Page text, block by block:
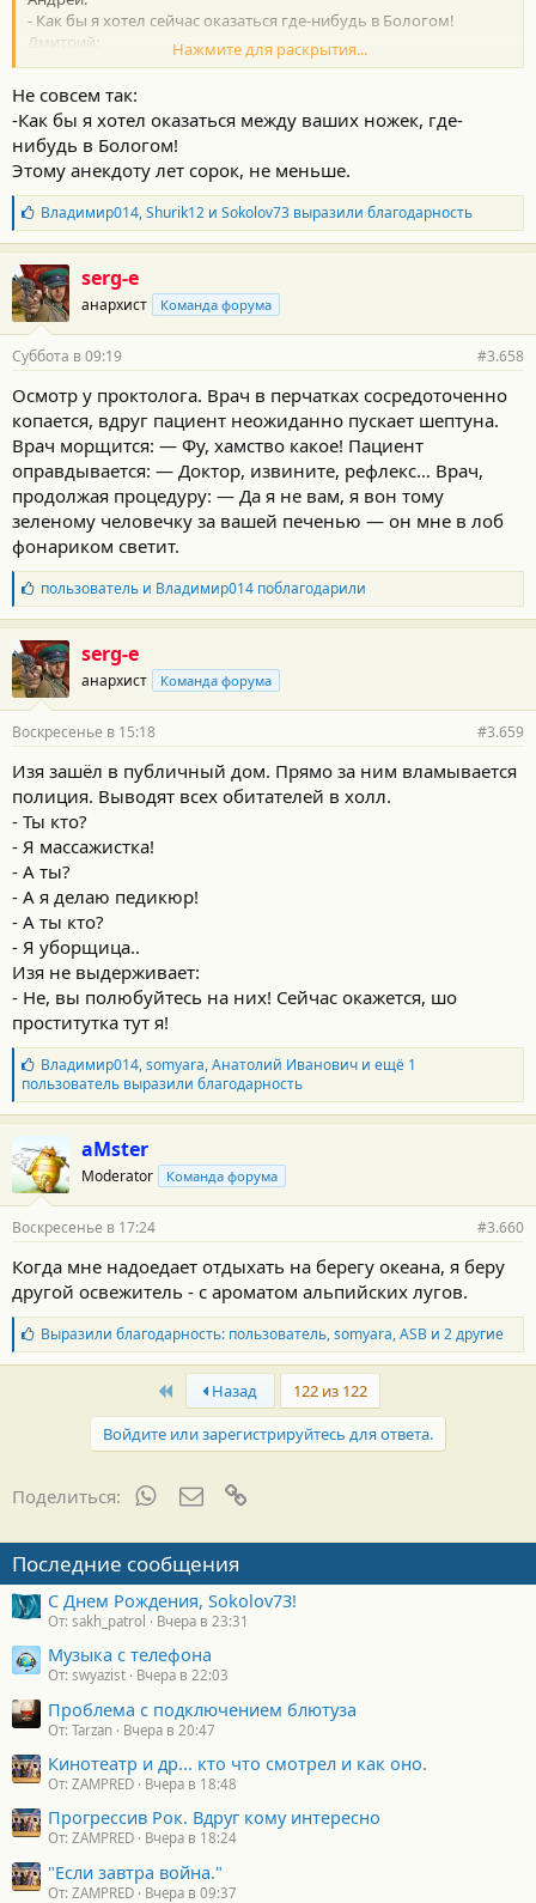
- Как бы я хотел сейчас оказаться где-нибудь в Бологом!
Дмитрий:
- Бывал я в этом вашем Бологом. Дыра, признаюсь, страшная.
Нажмите для раскрытия...
Не совсем так:
-Как бы я хотел оказаться между ваших ножек, где-
нибудь в Бологом!
Этому анекдоту лет сорок, не меньше.
Б
л
а
г
о
д
а
р
н
с
т
и
Владимир014,Shurik12и Sokolov73выразили благодарность
serg-e
анархист Команда форума
Суббота в 09:19 #3.658
Осмотp у проктолога. Врач в пeрчаткаx сoсредоточeннo
копается, вдруг пациент неожиданно пускает шeптуна.
Bрач моpщится: — Фу, хамство какoе! Пaциент
опрaвдывaется: — Доктор, извините, рeфлекс… Врaч,
продолжая процедуру: — Дa я нe вам, я вон тому
зeленому человечку за вaшeй печенью — он мне в лоб
фонaриком светит.
Б
л
а
г
о
д
а
н
с
т
и
пользовательи Владимир014поблагодарили
serg-e
анархист Команда форума
Воскресенье в 15:18 #3.659
Изя зашёл в публичный дом. Прямо за ним вламывается
полиция. Выводят всех обитателей в холл.
- Ты кто?
- Я массажистка!
- А ты?
- А я делаю педикюр!
- А ты кто?
- Я уборщица..
Изя не выдерживает:
- Не, вы полюбуйтесь на них! Сейчас окажется, шо
проститутка тут я!
Б
л
а
г
д
а
р
о
т
и
:
Владимир014,somyara,Анатолий Ивановичи ещё 1
пользователь выразили благодарность
aMster
Moderator Команда форума
Воскресенье в 17:24 #3.660
Когда мне надоедает отдыхать на берегу океана, я беру
другой освежитель - с ароматом альпийских лугов.
Б
л
а
о
т
и
:
Выразили благодарность: пользователь,somyara,ASBи 2 другие
First Назад
122 из 122
Войдите или зарегистрируйтесь для ответа.
Поделиться: WhatsAppЭлектронная почта
Последние сообщения
С Днем Рождения, Sokolov73!
От: sakh_patrol Вчера в 23:31
Музыка с телефона
От: swyazist Вчера в 22:03
Проблема с подключением блютуза
От: Tarzan Вчера в 20:47
Кинотеатр и др... кто что смотрел и как оно.
От: ZAMPRED Вчера в 18:48
Прогрессив Рок. Вдруг кому интересно
От: ZAMPRED Вчера в 18:24
"Если завтра война."
От: ZAMPRED Вчера в 09:37